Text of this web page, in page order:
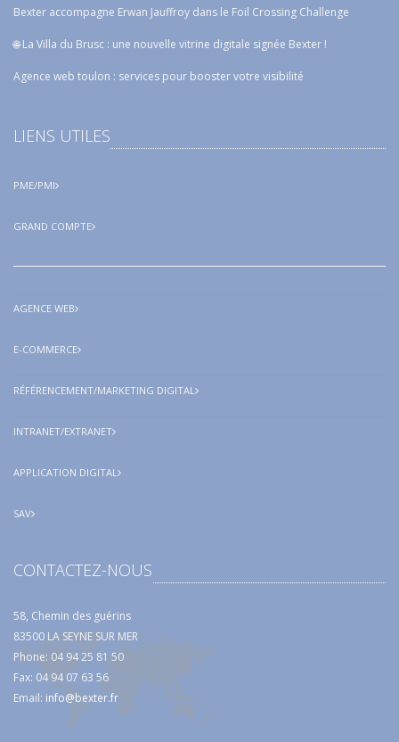
Bexter accompagne Erwan Jauffroy dans le Foil Crossing Challenge
🌐 La Villa du Brusc : une nouvelle vitrine digitale signée Bexter !
Agence web toulon : services pour booster votre visibilité
LIENS UTILES
PME/PMI
GRAND COMPTE
AGENCE WEB
E-COMMERCE
RÉFÉRENCEMENT/MARKETING DIGITAL
INTRANET/EXTRANET
APPLICATION DIGITAL
SAV
CONTACTEZ-NOUS
58, Chemin des guérins
83500 LA SEYNE SUR MER
Phone: 04 94 25 81 50
Fax: 04 94 07 63 56
Email: info@bexter.fr